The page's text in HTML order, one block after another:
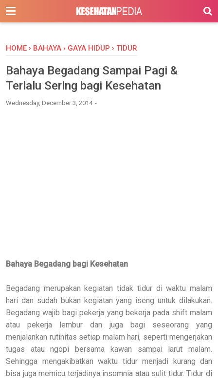
-->
HOME › BAHAYA › GAYA HIDUP › TIDUR
Bahaya Begadang Sampai Pagi &
Terlalu Sering bagi Kesehatan
Wednesday, December 3, 2014
Bahaya Begadang bagi Kesehatan
Begadang merupakan kegiatan tidak tidur di waktu malam
hari dan sudah bukan kegiatan yang iseng untuk dilakukan.
Begadang wajib bagi pekerja yang bekerja pada shift malam
atau pekerja lembur dan juga bagi seseorang yang
menjalankan rutinitas setiap malam hari, seperti mengerjakan
tugas atau ngopi bersama kawan sampai larut malam.
Sehingga mengakibatkan waktu tidur menjadi kurang dan
bisa juga memicu terjadinya insomnia atau sulit tidur. Tidur di